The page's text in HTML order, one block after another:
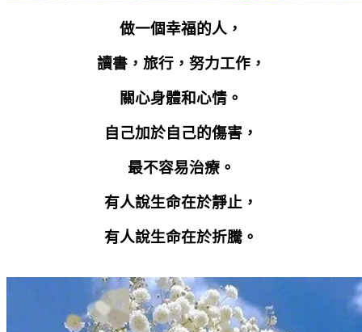
做一個幸福的人，
讀書，旅行，努力工作，
關心身體和心情。
自己加於自己的傷害，
最不容易治療。
有人說生命在於靜止，
有人說生命在於折騰。